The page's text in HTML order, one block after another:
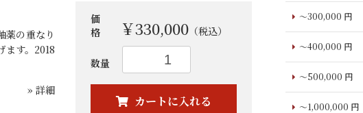
薬の重なり
ます。2018
» 詳細
価
格
￥330,000（税込）
数量
カートに入れる
お買い物を続ける カートへ進む
～300,000 円
～400,000 円
～500,000 円
～1,000,000 円